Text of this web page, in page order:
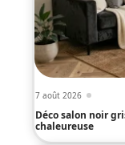
7 août 2026
Déco salon noir
chaleureuse